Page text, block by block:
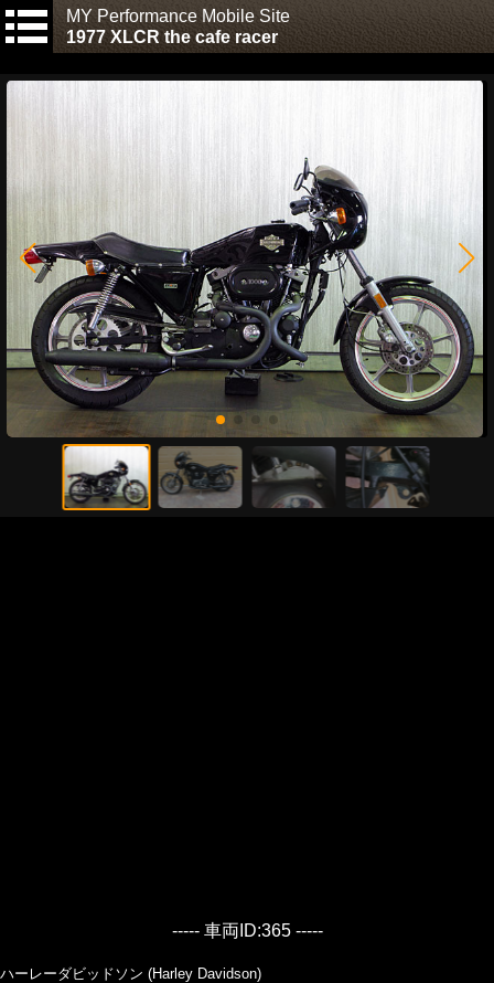
MY Performance Mobile Site
1977 XLCR the cafe racer
----- 車両ID:365 -----
ハーレーダビッドソン (Harley Davidson)